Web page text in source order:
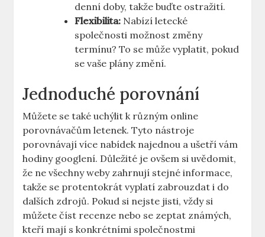
denní doby, takže buďte ostražití.
Flexibilita: Nabízí letecké
společnosti možnost změny
termínu? To se může vyplatit, pokud
se vaše plány změní.
Jednoduché porovnání
Můžete se také uchýlit k různým online
porovnávačům letenek. Tyto nástroje
porovnávají více nabídek najednou a ušetří vám
hodiny googlení. Důležité je ovšem si uvědomit,
že ne všechny weby zahrnují stejné informace,
takže se protentokrát vyplatí zabrouzdat i do
dalších zdrojů. Pokud si nejste jisti, vždy si
můžete číst recenze nebo se zeptat známých,
kteří mají s konkrétními společnostmi